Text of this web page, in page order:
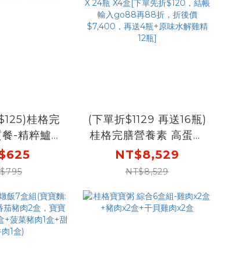
桂格完
-精粹鱸魚
包
(下單折$1129 再送16瓶)
桂格完膳營養素 高蛋白
EX (PP瓶) 237ml X
24瓶 X4盒[下單先折
再88折，折後價
$7,400，再送4瓶+原
NT$8,529
NT$8,529